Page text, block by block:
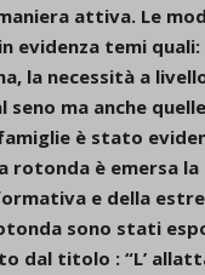
attiva. Le
evidenza temi
la necessità a
ma anche
è stato
rotonda è emersa
e della
sono stati
dal titolo : “L’